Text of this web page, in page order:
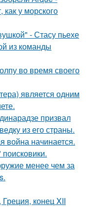
у морского
- Стасу пьехе
из команды
во время своего
является одним
призвал
из его страны.
война начинается.
менее чем за
конец XII